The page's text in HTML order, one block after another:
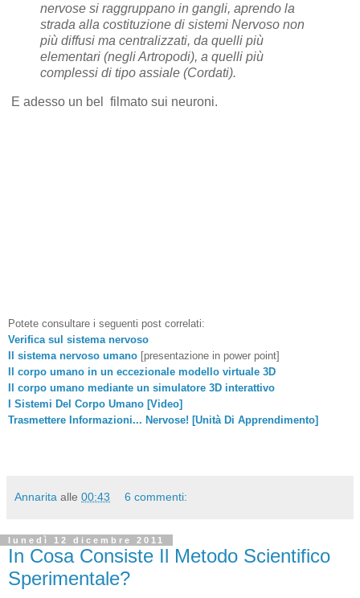
nervose si raggruppano in gangli, aprendo la
strada alla costituzione di sistemi Nervoso non
più diffusi ma centralizzati, da quelli più
elementari (negli Artropodi), a quelli più
complessi di tipo assiale (Cordati).
E adesso un bel filmato sui neuroni.
Potete consultare i seguenti post correlati:
Verifica sul sistema nervoso
Il sistema nervoso umano [presentazione in power point]
Il corpo umano in un eccezionale modello virtuale 3D
Il corpo umano mediante un simulatore 3D interattivo
I Sistemi Del Corpo Umano [Video]
Trasmettere Informazioni... Nervose! [Unità Di Apprendimento]
Annarita alle 00:43 6 commenti:
lunedì 12 dicembre 2011
In Cosa Consiste Il Metodo Scientifico
Sperimentale?